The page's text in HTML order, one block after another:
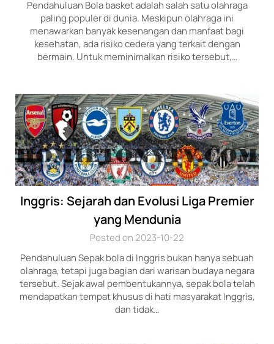
Pendahuluan Bola basket adalah salah satu olahraga
paling populer di dunia. Meskipun olahraga ini
menawarkan banyak kesenangan dan manfaat bagi
kesehatan, ada risiko cedera yang terkait dengan
bermain. Untuk meminimalkan risiko tersebut,…
Inggris: Sejarah dan Evolusi Liga Premier
yang Mendunia
Posted on 2023-10-22
Pendahuluan Sepak bola di Inggris bukan hanya sebuah
olahraga, tetapi juga bagian dari warisan budaya negara
tersebut. Sejak awal pembentukannya, sepak bola telah
mendapatkan tempat khusus di hati masyarakat Inggris,
dan tidak…